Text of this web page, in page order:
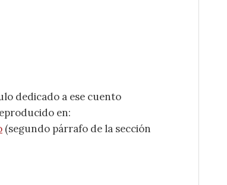
dedicado a ese cuento
en:
(segundo párrafo de la sección